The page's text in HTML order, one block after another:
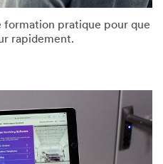
pratique pour que
rapidement.